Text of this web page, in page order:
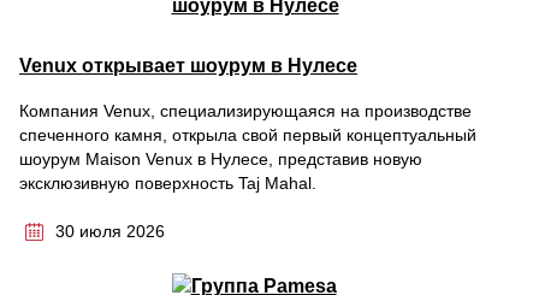
Venux открывает шоурум в Нулесе
Компания Venux, специализирующаяся на производстве
спеченного камня, открыла свой первый концептуальный
шоурум Maison Venux в Нулесе, представив новую
эксклюзивную поверхность Taj Mahal.
30 июля 2026